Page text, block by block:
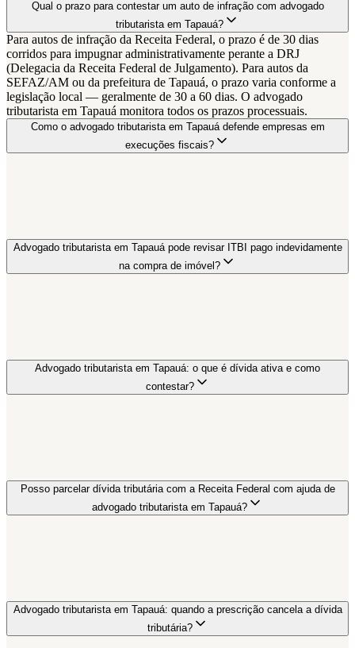
Qual o prazo para contestar um auto de infração com advogado
tributarista em Tapauá?
Para autos de infração da Receita Federal, o prazo é de 30 dias
corridos para impugnar administrativamente perante a DRJ
(Delegacia da Receita Federal de Julgamento). Para autos da
SEFAZ/AM ou da prefeitura de Tapauá, o prazo varia conforme a
legislação local — geralmente de 30 a 60 dias. O advogado
tributarista em Tapauá monitora todos os prazos processuais.
Como o advogado tributarista em Tapauá defende empresas em
execuções fiscais?
Advogado tributarista em Tapauá pode revisar ITBI pago indevidamente
na compra de imóvel?
Advogado tributarista em Tapauá: o que é dívida ativa e como
contestar?
Posso parcelar dívida tributária com a Receita Federal com ajuda de
advogado tributarista em Tapauá?
Advogado tributarista em Tapauá: quando a prescrição cancela a dívida
tributária?